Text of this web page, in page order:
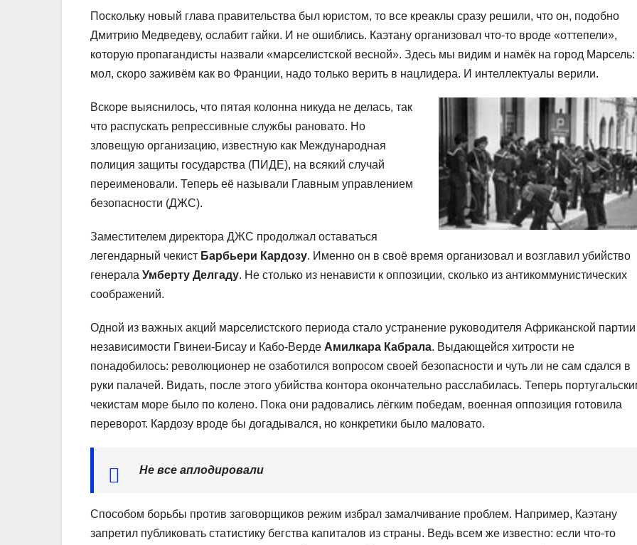
Поскольку новый глава правительства был юристом, то все креаклы сразу решили, что он, подобно
Дмитрию Медведеву, ослабит гайки. И не ошиблись. Каэтану организовал что-то вроде «оттепели»,
которую пропагандисты назвали «марселистской весной». Здесь мы видим и намёк на город Марсель:
мол, скоро заживём как во Франции, надо только верить в нацлидера. И интеллектуалы верили.
Вскоре выяснилось, что пятая колонна никуда не делась, так
что распускать репрессивные службы рановато. Но
зловещую организацию, известную как Международная
полиция защиты государства (ПИДЕ), на всякий случай
переименовали. Теперь её называли Главным управлением
безопасности (ДЖС).
Заместителем директора ДЖС продолжал оставаться
легендарный чекист Барбьери Кардозу. Именно он в своё время организовал и возглавил убийство
генерала Умберту Делгаду. Не столько из ненависти к оппозиции, сколько из антикоммунистических
соображений.
Одной из важных акций марселистского периода стало устранение руководителя Африканской партии
независимости Гвинеи-Бисау и Кабо-Верде Амилкара Кабрала. Выдающейся хитрости не
понадобилось: революционер не озаботился вопросом своей безопасности и чуть ли не сам сдался в
руки палачей. Видать, после этого убийства контора окончательно расслабилась. Теперь
чекистам море было по колено. Пока они радовались лёгким победам, военная оппозиция готовила
переворот. Кардозу вроде бы догадывался, но конкретики было маловато.
Не все аплодировали
Способом борьбы против заговорщиков режим избрал замалчивание проблем. Например, Каэтану
запретил публиковать статистику бегства капиталов из страны. Ведь всем же известно: если что-то